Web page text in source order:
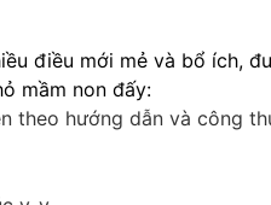
điều mới mẻ và bổ ích,
mầm non đấy:
theo hướng dẫn và công